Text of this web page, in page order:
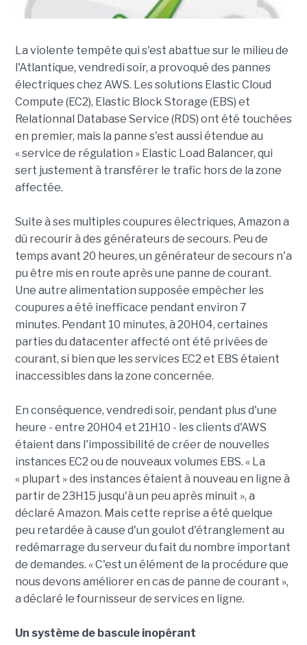
La violente tempête qui s'est abattue sur le milieu de
l'Atlantique, vendredi soir, a provoqué des pannes
électriques chez AWS. Les solutions Elastic Cloud
Compute (EC2), Elastic Block Storage (EBS) et
Relationnal Database Service (RDS) ont été touchées
en premier, mais la panne s'est aussi étendue au
« service de régulation » Elastic Load Balancer, qui
sert justement à transférer le trafic hors de la zone
affectée.
Suite à ses multiples coupures électriques, Amazon a
dû recourir à des générateurs de secours. Peu de
temps avant 20 heures, un générateur de secours n'a
pu être mis en route après une panne de courant.
Une autre alimentation supposée empêcher les
coupures a été inefficace pendant environ 7
minutes. Pendant 10 minutes, à 20H04, certaines
parties du datacenter affecté ont été privées de
courant, si bien que les services EC2 et EBS étaient
inaccessibles dans la zone concernée.
En conséquence, vendredi soir, pendant plus d'une
heure - entre 20H04 et 21H10 - les clients d'AWS
étaient dans l'impossibilité de créer de nouvelles
instances EC2 ou de nouveaux volumes EBS. « La
« plupart » des instances étaient à nouveau en ligne à
partir de 23H15 jusqu'à un peu après minuit », a
déclaré Amazon. Mais cette reprise a été quelque
peu retardée à cause d'un goulot d'étranglement au
redémarrage du serveur du fait du nombre important
de demandes. « C'est un élément de la procédure que
nous devons améliorer en cas de panne de courant »,
a déclaré le fournisseur de services en ligne.
Un système de bascule inopérant